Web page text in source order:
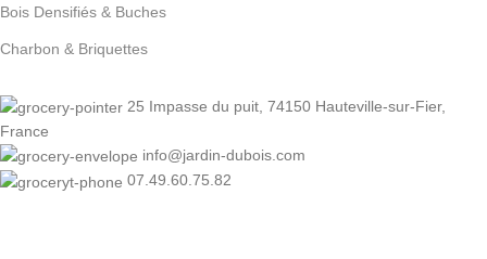
Bois Densifiés & Buches
Charbon & Briquettes
25 Impasse du puit, 74150 Hauteville-sur-Fier,
France
info@jardin-dubois.com
07.49.60.75.82